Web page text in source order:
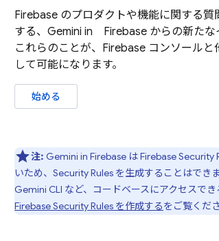
Firebase のプロダクトや機能に関する
する、Gemini in Firebase からの新たな
これらのことが、 Firebase コンソールと
して可能になります。
始める
注: Gemini in FirebaseはFirebase Security
いため、 Security Rules を生成することはできま
Gemini CLI など、コードベースにアクセスで
Firebase Security Rules を作成するをご覧くださ